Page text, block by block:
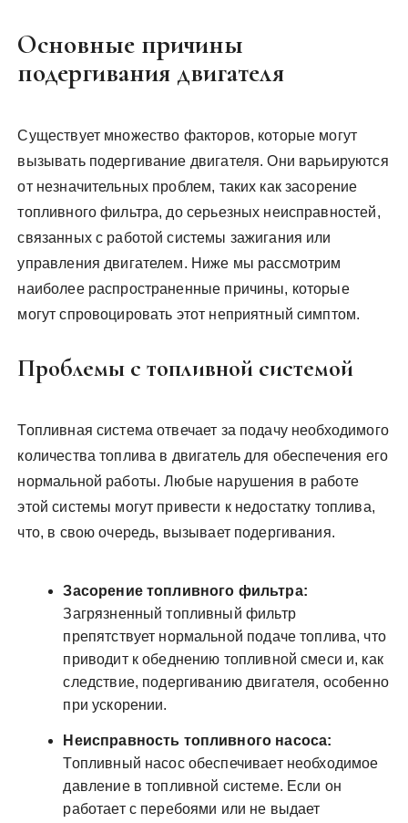
Основные причины
подергивания двигателя
Существует множество факторов, которые могут
вызывать подергивание двигателя. Они варьируются
от незначительных проблем, таких как засорение
топливного фильтра, до серьезных неисправностей,
связанных с работой системы зажигания или
управления двигателем. Ниже мы рассмотрим
наиболее распространенные причины, которые
могут спровоцировать этот неприятный симптом.
Проблемы с топливной системой
Топливная система отвечает за подачу необходимого
количества топлива в двигатель для обеспечения его
нормальной работы. Любые нарушения в работе
этой системы могут привести к недостатку топлива,
что, в свою очередь, вызывает подергивания.
Засорение топливного фильтра:
Загрязненный топливный фильтр
препятствует нормальной подаче топлива, что
приводит к обеднению топливной смеси и, как
следствие, подергиванию двигателя, особенно
при ускорении.
Неисправность топливного насоса:
Топливный насос обеспечивает необходимое
давление в топливной системе. Если он
работает с перебоями или не выдает